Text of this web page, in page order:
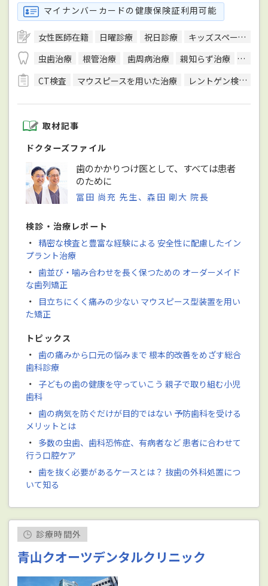
マイナンバーカードの健康保険証利用可能
女性医師在籍 日曜診療 祝日診療
キッズスペースあり
虫歯治療
根管治療 歯周病治療 親知らず治療
入れ
CT検査
マウスピースを用いた治療 レントゲン検査
取材記事
ドクターズファイル
歯のかかりつけ医として、すべては患者
のために
冨田 尚充 先生、森田 剛大 院長
検診・治療レポート
・ 精密な検査と豊富な経験による 安全性に配慮したイン
プラント治療
・ 歯並び・噛み合わせを長く保つための オーダーメイド
な歯列矯正
・
目立ちにくく痛みの少ない マウスピース型装置を用い
た矯正
トピックス
・ 歯の痛みから口元の悩みまで 根本的改善をめざす総合
歯科診療
・ 子どもの歯の健康を守っていこう 親子で取り組む小児
歯科
・ 歯の病気を防ぐだけが目的ではない 予防歯科を受ける
メリットとは
・ 多数の虫歯、歯科恐怖症、有病者など 患者に合わせて
行う口腔ケア
・ 歯を抜く必要があるケースとは？ 抜歯の外科処置につ
いて知る
診療時間外
青山クオーツデンタルクリニック